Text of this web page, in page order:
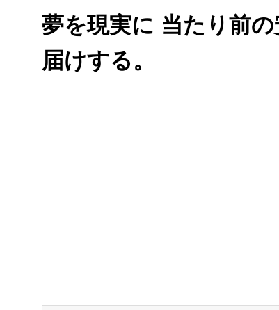
夢を現実に 当たり前
届けする。